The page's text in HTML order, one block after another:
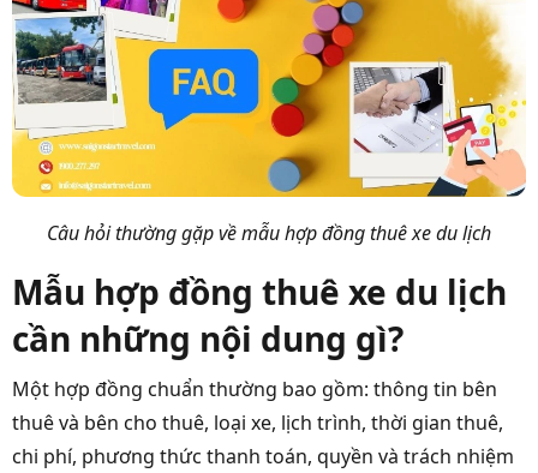
Câu hỏi thường gặp về mẫu hợp đồng thuê xe du lịch
Mẫu hợp đồng thuê xe du lịch
cần những nội dung gì?
Một hợp đồng chuẩn thường bao gồm: thông tin bên
thuê và bên cho thuê, loại xe, lịch trình, thời gian thuê,
chi phí, phương thức thanh toán, quyền và trách nhiệm